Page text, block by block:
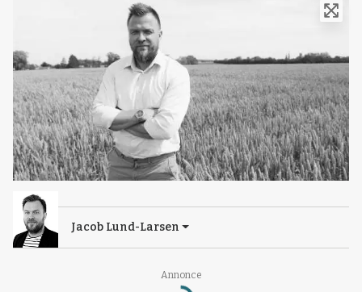
Annonce
Jacob Lund-Larsen